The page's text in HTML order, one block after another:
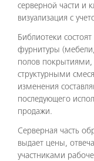
серверной части и
визуализация с
Библиотеки
фурнитуры
полов покрытиями,
структурными
изменения
последующего
продажи.
Серверная часть
выдает цены,
участниками